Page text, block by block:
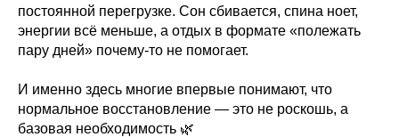
постоянной перегрузке. Сон сбивается, спина ноет,
энергии всё меньше, а отдых в формате «полежать
пару дней» почему-то не помогает.
И именно здесь многие впервые понимают, что
нормальное восстановление — это не роскошь, а
базовая необходимость 🌿